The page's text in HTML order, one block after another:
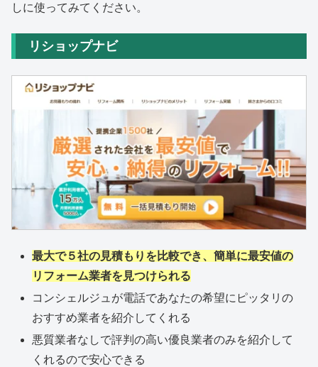
しに使ってみてください。
リショップナビ
最大で５社の見積もりを比較でき、簡単に最安値の
リフォーム業者を見つけられる
コンシェルジュが電話であなたの希望にピッタリの
おすすめ業者を紹介してくれる
悪質業者なしで評判の高い優良業者のみを紹介して
くれるので安心できる